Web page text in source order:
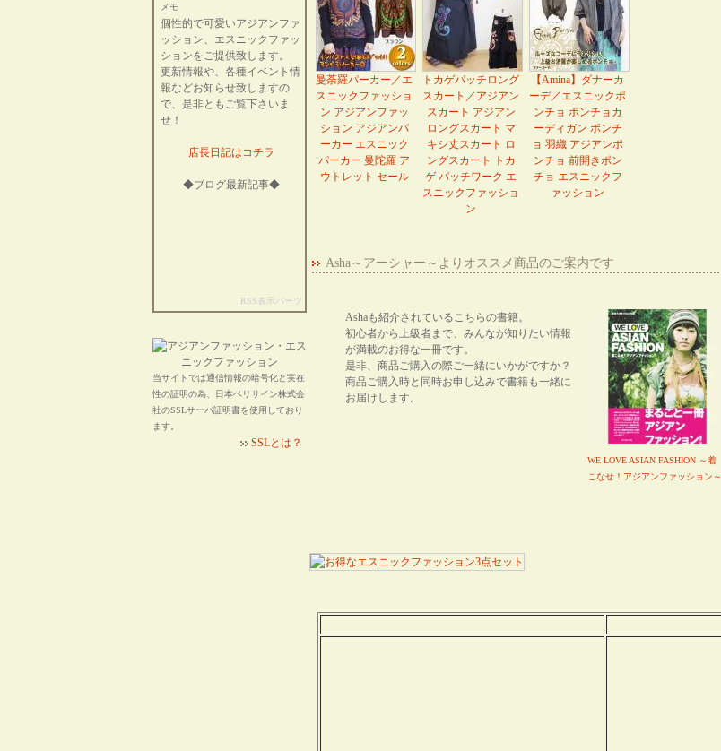
曼荼羅パーカー／エ
スニックファッショ
ン アジアンファッ
ション アジアンパ
ーカー エスニック
パーカー 曼陀羅 ア
ウトレット セール
トカゲパッチロング
スカート／アジアン
スカート アジアン
ロングスカート マ
キシ丈スカート ロ
ングスカート トカ
ゲ パッチワーク エ
スニックファッショ
ン
【Amina】ダナーカ
ーデ／エスニックポ
ンチョ ポンチョカ
ーディガン ポンチ
ョ 羽織 アジアンポ
ンチョ 前開きポン
チョ エスニックフ
ァッション
Asha～アーシャー～よりオススメ商品のご案内です
Ashaも紹介されているこちらの書籍。
初心者から上級者まで、みんなが知りたい情報
が満載のお得な一冊です。
是非、商品ご購入の際ご一緒にいかがですか？
商品ご購入時と同時お申し込みで書籍も一緒に
お届けします。
WE LOVE ASIAN FASHION ～着
こなせ！アジアンファッション～
メモ
個性的で可愛いアジアンファ
ッション、エスニックファッ
ションをご提供致します。
更新情報や、各種イベント情
報などお知らせ致しますの
で、是非ともご覧下さいま
せ！
店長日記はコチラ
◆ブログ最新記事◆
RSS表示パーツ
当サイトでは通信情報の暗号化と実在
性の証明の為、日本ベリサイン株式会
社のSSLサーバ証明書を使用しており
ます。
SSLとは？